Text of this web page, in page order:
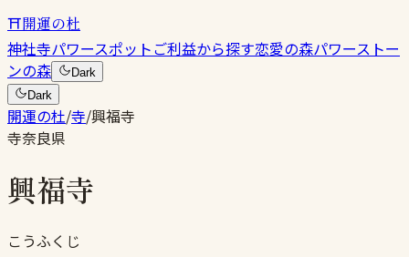
⛩開運の杜
神社寺パワースポットご利益から探す恋愛の森パワーストー
ンの森
Dark
Dark
開運の杜/寺/興福寺
寺奈良県
興福寺
こうふくじ